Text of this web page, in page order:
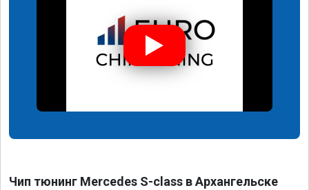
Чип тюнинг Mercedes S-class в Архангельске